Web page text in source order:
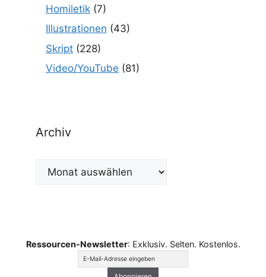
Homiletik (7)
Illustrationen (43)
Skript (228)
Video/YouTube (81)
Archiv
Archiv
Ressourcen-Newsletter: Exklusiv. Selten. Kostenlos.